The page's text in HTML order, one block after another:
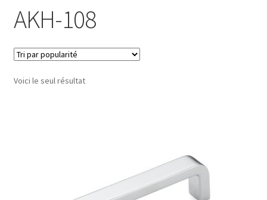
Protection des données
Droit de rétractation
Contact
AKH-108
Voici le seul résultat